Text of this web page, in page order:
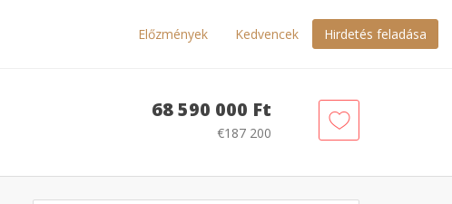
Előzmények Kedvencek Hirdetés feladása
68 590 000 Ft
€187 200